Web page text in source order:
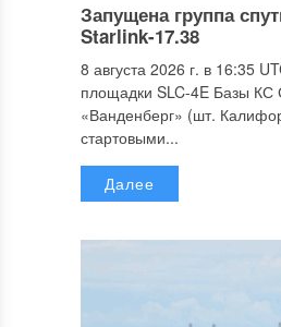
Запущена группа
Starlink-17.38
8 августа 2026 г. в 16:35
площадки SLC-4E Базы
«Ванденберг» (шт.
стартовыми...
Далее